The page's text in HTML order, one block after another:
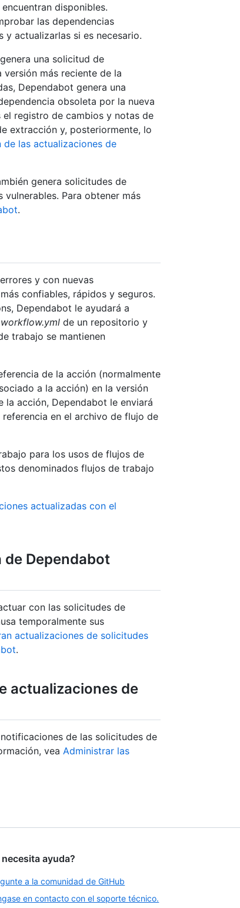
disponibles.
las dependencias
actualizarlas si es necesario.
una solicitud de
más reciente de la
Dependabot genera una
obsoleta por la nueva
registro de cambios y notas de
extracción y, posteriormente, lo
de las actualizaciones de
genera solicitudes de
Para obtener más
.
y con nuevas
confiables, rápidos y seguros.
Dependabot le ayudará a
workflow.yml de un repositorio y
trabajo se mantienen
de la acción (normalmente
a la acción) en la versión
la acción, Dependabot le enviará
en el archivo de flujo de
para los usos de flujos de
denominados flujos de trabajo
actualizadas con el
Dependabot
con las solicitudes de
temporalmente sus
actualizaciones de solicitudes
.
actualizaciones de
de las solicitudes de
vea Administrar las
ayuda?
a la comunidad de GitHub
en contacto con el soporte técnico.